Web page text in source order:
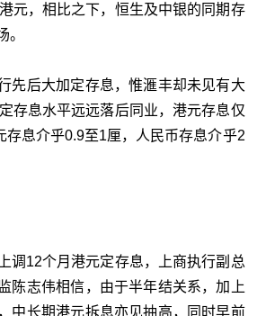
元，相比之下，恒生及中银的同期存
。
先后大加定存息，惟滙丰却未见有大
存息水平远远落后同业，港元存息仅
存息介乎0.9至1厘，人民币存息介乎2
调12个月港元定存息，上商执行副总
陈志伟相信，由于半年结关系，加上
中长期港元拆息亦见抽高，同时早前